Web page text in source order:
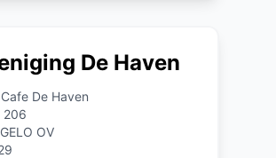
De Haven
Cafe De Haven
206
OV